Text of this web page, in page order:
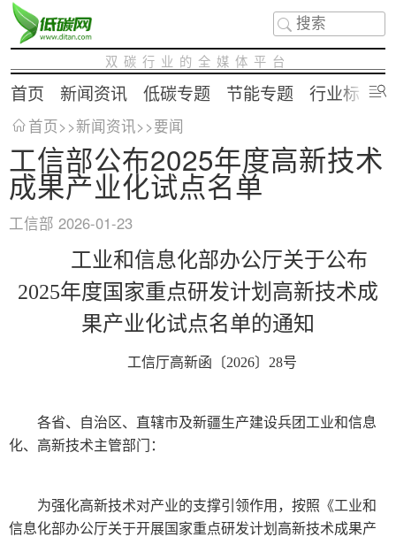
双碳行业的全媒体平台
首页 新闻资讯 低碳专题 节能专题 行业标准
首页>>新闻资讯>>要闻
工信部公布2025年度高新技术
成果产业化试点名单
工信部 2026-01-23
工业和信息化部办公厅关于公布
2025年度国家重点研发计划高新技术成
果产业化试点名单的通知
工信厅高新函〔2026〕28号
各省、自治区、直辖市及新疆生产建设兵团工业和信息
化、高新技术主管部门：
为强化高新技术对产业的支撑引领作用，按照《工业和
信息化部办公厅关于开展国家重点研发计划高新技术成果产